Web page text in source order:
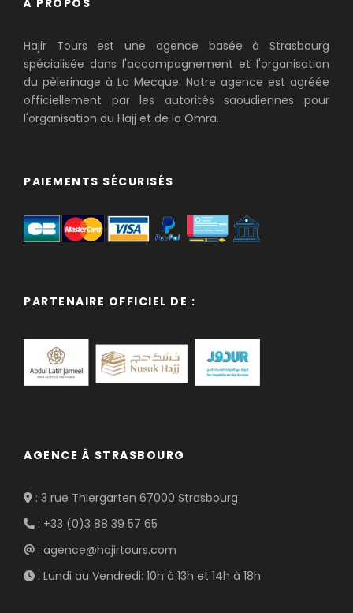
À PROPOS
Hajir Tours est une agence basée à Strasbourg
spécialisée dans l'accompagnement et l'organisation
du pèlerinage à La Mecque. Notre agence est agréée
officiellement par les autorités saoudiennes pour
l'organisation du Hajj et de la Omra.
PAIEMENTS SÉCURISÉS
PARTENAIRE OFFICIEL DE :
AGENCE À STRASBOURG
: 3 rue Thiergarten 67000 Strasbourg
: +33 (0)3 88 39 57 65
: agence@hajirtours.com
: Lundi au Vendredi: 10h à 13h et 14h à 18h